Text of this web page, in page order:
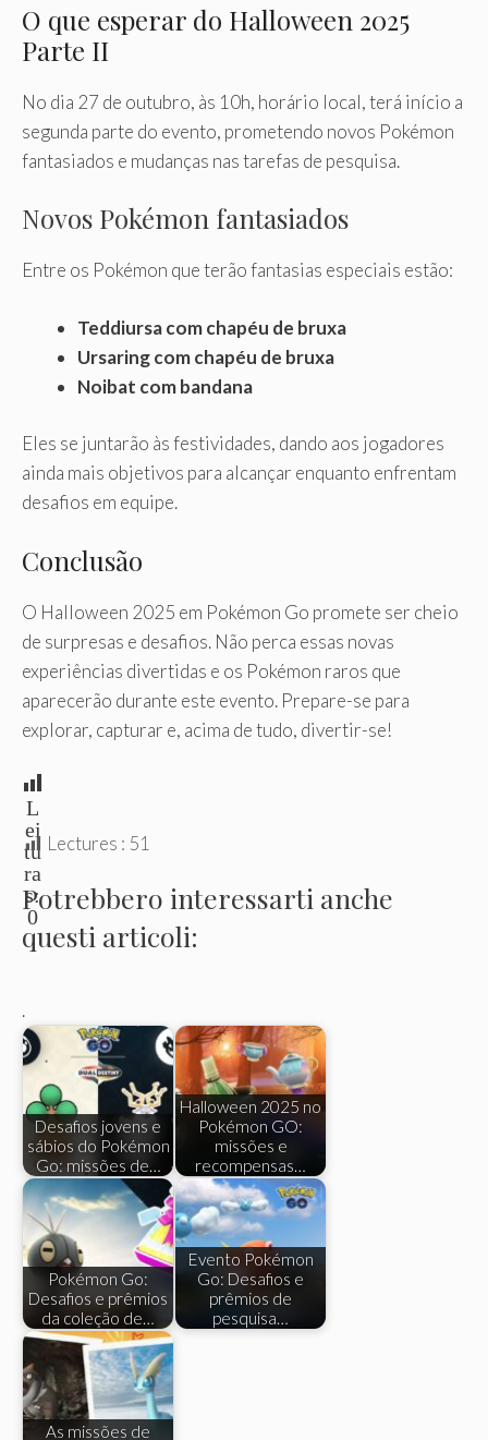
O que esperar do Halloween 2025
Parte II
No dia 27 de outubro, às 10h, horário local, terá início a
segunda parte do evento, prometendo novos Pokémon
fantasiados e mudanças nas tarefas de pesquisa.
Novos Pokémon fantasiados
Entre os Pokémon que terão fantasias especiais estão:
Teddiursa com chapéu de bruxa
Ursaring com chapéu de bruxa
Noibat com bandana
Eles se juntarão às festividades, dando aos jogadores
ainda mais objetivos para alcançar enquanto enfrentam
desafios em equipe.
Conclusão
O Halloween 2025 em Pokémon Go promete ser cheio
de surpresas e desafios. Não perca essas novas
experiências divertidas e os Pokémon raros que
aparecerão durante este evento. Prepare-se para
explorar, capturar e, acima de tudo, divertir-se!
L
ei
tu
ra
s:
0
Lectures : 51
Potrebbero interessarti anche
questi articoli:
.
Desafios jovens e
sábios do Pokémon
Go: missões de…
Halloween 2025 no
Pokémon GO:
missões e
recompensas…
Pokémon Go:
Desafios e prêmios
da coleção de…
Evento Pokémon
Go: Desafios e
prêmios de
pesquisa…
As missões de